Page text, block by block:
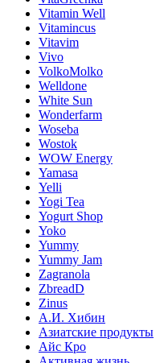
Vitamin Well
Vitamincus
Vitavim
Vivo
VolkoMolko
Welldone
White Sun
Wonderfarm
Woseba
Wostok
WOW Energy
Yamasa
Yelli
Yogi Tea
Yogurt Shop
Yoko
Yummy
Yummy Jam
Zagranola
ZbreadD
Zinus
А.И. Хибин
Азиатские продукты
Айс Кро